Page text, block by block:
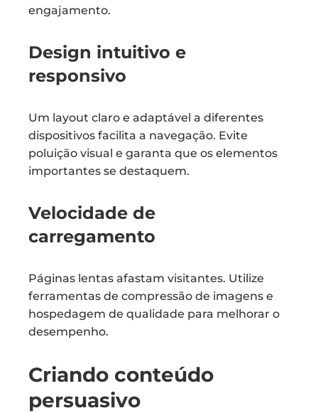
engajamento.
Design intuitivo e
responsivo
Um layout claro e adaptável a diferentes
dispositivos facilita a navegação. Evite
poluição visual e garanta que os elementos
importantes se destaquem.
Velocidade de
carregamento
Páginas lentas afastam visitantes. Utilize
ferramentas de compressão de imagens e
hospedagem de qualidade para melhorar o
desempenho.
Criando conteúdo
persuasivo